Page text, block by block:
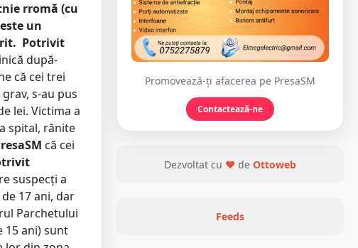
rromă (cu
un
Potrivit
după-
că cei trei
s-au pus
lei. Victima a
spital, rănite
că cei
suspecți a
17 ani, dar
Parchetului
15 ani) sunt
Promovează-ți afacerea pe PresaSM
Contactează-ne
Dezvoltat cu ❤ de Ottoweb
Feeds